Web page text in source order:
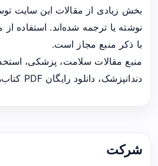
بخش زیادی از مقالات این سایت
نوشته یا ترجمه شده‌اند. استفاده
با ذکر منبع مجاز است.
منبع مقالات سلامت، پزشکی،
دندانپزشک، دانلود رایگان PDF کتاب‌های پزشکی.
شرکت